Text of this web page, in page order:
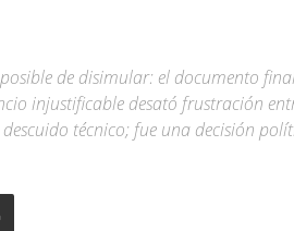
Digital
de disimular: el documento
injustificable desató frustración
técnico; fue una decisión